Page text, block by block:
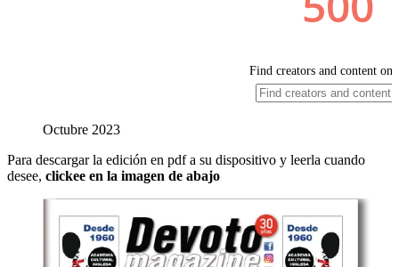
Octubre 2023
Para descargar la edición en pdf a su dispositivo y leerla cuando
desee, clickee en la imagen de abajo